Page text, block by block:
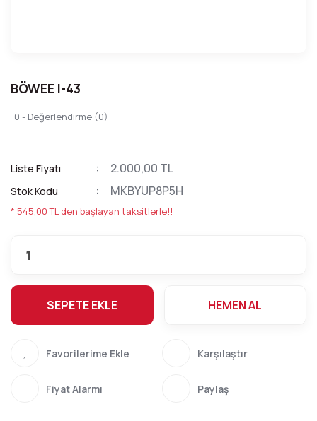
BÖWEE l-43
0 - Değerlendirme (0)
Liste Fiyatı 2.000,00 TL
Stok Kodu MKBYUP8P5H
* 545,00 TL den başlayan taksitlerle!!
SEPETE EKLE HEMEN AL
Karşılaştır
Fiyat Alarmı Paylaş